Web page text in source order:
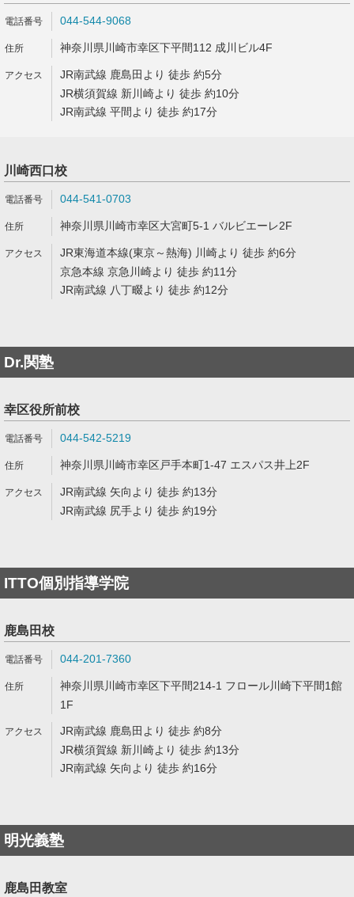
044-544-9068
神奈川県川崎市幸区下平間112 成川ビル4F
JR南武線 鹿島田より 徒歩 約5分
JR横須賀線 新川崎より 徒歩 約10分
JR南武線 平間より 徒歩 約17分
川崎西口校
044-541-0703
神奈川県川崎市幸区大宮町5-1 バルビエーレ2F
JR東海道本線(東京～熱海) 川崎より 徒歩 約6分
京急本線 京急川崎より 徒歩 約11分
JR南武線 八丁畷より 徒歩 約12分
Dr.関塾
幸区役所前校
044-542-5219
神奈川県川崎市幸区戸手本町1-47 エスパス井上2F
JR南武線 矢向より 徒歩 約13分
JR南武線 尻手より 徒歩 約19分
ITTO個別指導学院
鹿島田校
044-201-7360
神奈川県川崎市幸区下平間214-1 フロール川崎下平間1館
1F
JR南武線 鹿島田より 徒歩 約8分
JR横須賀線 新川崎より 徒歩 約13分
JR南武線 矢向より 徒歩 約16分
明光義塾
鹿島田教室